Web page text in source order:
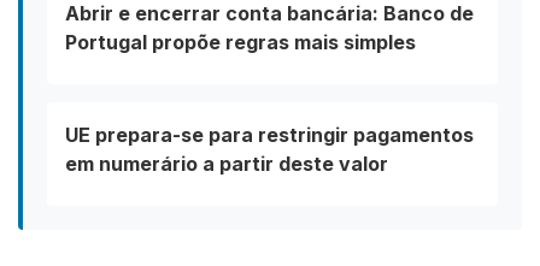
Abrir e encerrar conta bancária: Banco de
Portugal propõe regras mais simples
UE prepara-se para restringir pagamentos
em numerário a partir deste valor